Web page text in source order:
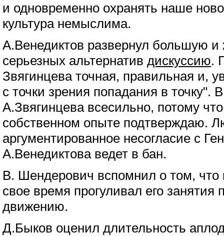
и одновременно охранять наше
культура немыслима.
А.Венедиктов развернул большую и
серьезных альтернатив дискуссию.
Звягинцева точная, правильная и,
с точки зрения попадания в точку".
А.Звягинцева всесильно, потому
собственном опыте подтверждаю.
аргументированное несогласие с
А.Венедиктова ведет в бан.
В. Шендерович вспомнил о том, что
свое время прогуливал его занятия
движению.
Д.Быков оценил длительность